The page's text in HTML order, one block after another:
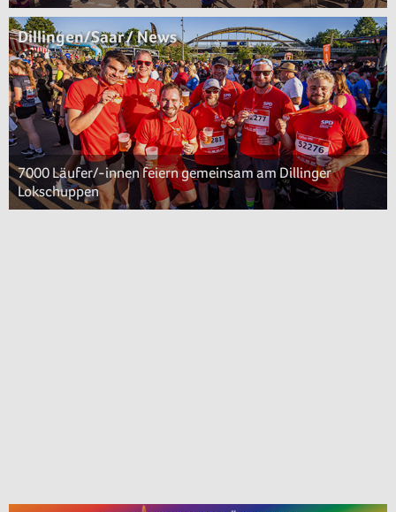
Dillingen/Saar / News
7000 Läufer/-innen feiern gemeinsam am Dillinger
Lokschuppen